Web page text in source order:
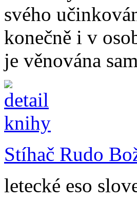
svého
konečně i v
je věnována
Stíhač Rudo
letecké eso